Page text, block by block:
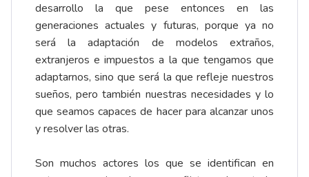
desarrollo la que pese entonces en las
generaciones actuales y futuras, porque ya no
será la adaptación de modelos extraños,
extranjeros e impuestos a la que tengamos que
adaptarnos, sino que será la que refleje nuestros
sueños, pero también nuestras necesidades y lo
que seamos capaces de hacer para alcanzar unos
y resolver las otras.
Son muchos actores los que se identifican en